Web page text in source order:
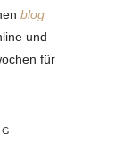
blog
und
für